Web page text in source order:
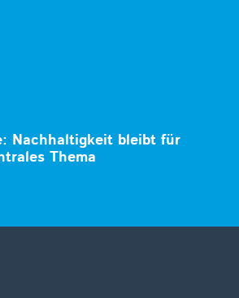
Nachhaltigkeit bleibt für
Thema